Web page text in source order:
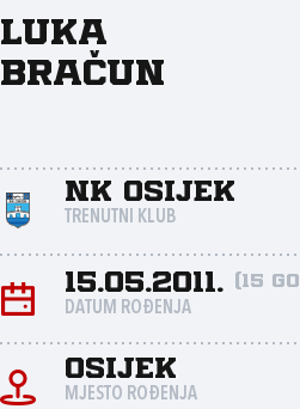
Luka
Bračun
NK Osijek
TRENUTNI KLUB
15.05.2011. (15
DATUM ROĐENJA
Osijek
MJESTO ROĐENJA